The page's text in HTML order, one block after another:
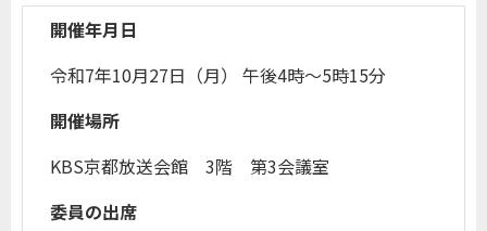
開催年月日
令和7年10月27日（月） 午後4時～5時15分
開催場所
KBS京都放送会館 3階 第3会議室
委員の出席